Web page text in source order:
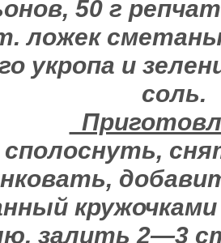
50 г
ложек
укропа и
соль.
залить 2—3